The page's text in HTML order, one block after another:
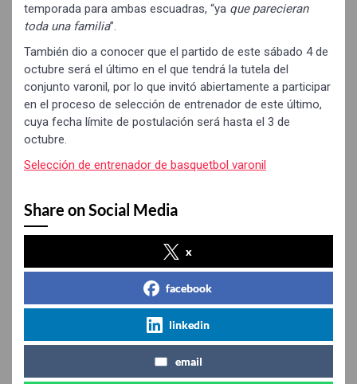
temporada para ambas escuadras, “ya que parecieran
toda una familia”.
También dio a conocer que el partido de este sábado 4 de
octubre será el último en el que tendrá la tutela del
conjunto varonil, por lo que invitó abiertamente a participar
en el proceso de selección de entrenador de este último,
cuya fecha límite de postulación será hasta el 3 de
octubre.
Selección de entrenador de basquetbol varonil
Share on Social Media
x
facebook
linkedin
email